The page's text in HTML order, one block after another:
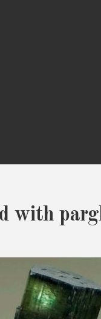
with